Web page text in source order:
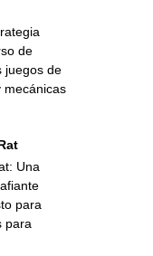
de
juegos de
mecánicas
Una
para
para